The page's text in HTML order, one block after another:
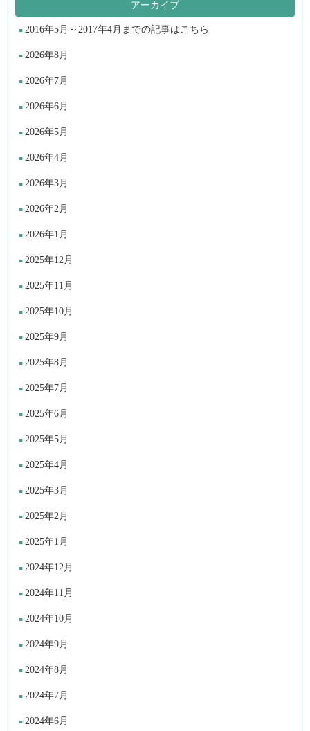
アーカイブ
2016年5月～2017年4月までの記事はこちら
2026年8月
2026年7月
2026年6月
2026年5月
2026年4月
2026年3月
2026年2月
2026年1月
2025年12月
2025年11月
2025年10月
2025年9月
2025年8月
2025年7月
2025年6月
2025年5月
2025年4月
2025年3月
2025年2月
2025年1月
2024年12月
2024年11月
2024年10月
2024年9月
2024年8月
2024年7月
2024年6月